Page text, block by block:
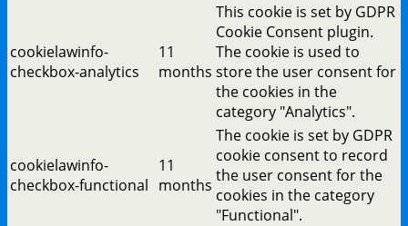
cookielawinfo-
checkbox-analytics
11
months
This cookie is set by GDPR
Cookie Consent plugin.
The cookie is used to
store the user consent for
the cookies in the
category "Analytics".
cookielawinfo-
checkbox-functional
11
months
The cookie is set by GDPR
cookie consent to record
the user consent for the
cookies in the category
"Functional".